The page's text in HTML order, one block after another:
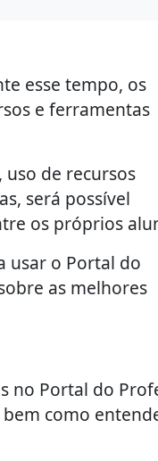
esse tempo, os
e ferramentas
de recursos
será possível
os próprios
usar o Portal do
as melhores
no Portal do
como